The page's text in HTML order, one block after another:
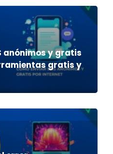
anónimos y gratis
gratis y